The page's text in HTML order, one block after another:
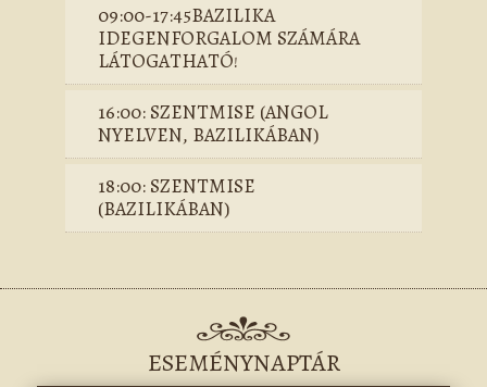
09:00-17:45BAZILIKA
IDEGENFORGALOM SZÁMÁRA
LÁTOGATHATÓ!
16:00: SZENTMISE (ANGOL
NYELVEN, BAZILIKÁBAN)
18:00: SZENTMISE
(BAZILIKÁBAN)
ESEMÉNYNAPTÁR